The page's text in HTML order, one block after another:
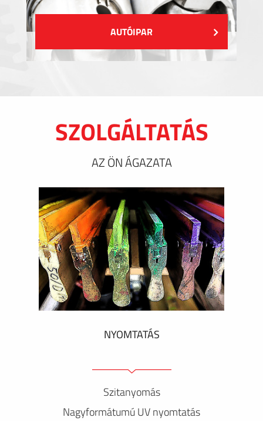
AUTÓIPAR
SZOLGÁLTATÁS
AZ ÖN ÁGAZATA
NYOMTATÁS
Szitanyomás
Nagyformátumú UV nyomtatás